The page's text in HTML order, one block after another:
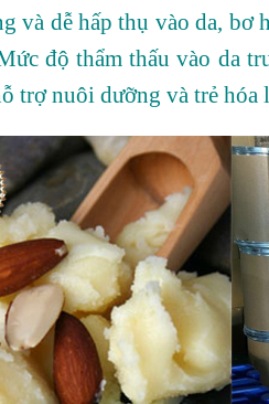
và dễ hấp thụ vào da, bơ
độ thẩm thấu vào da
trợ nuôi dưỡng và trẻ hóa